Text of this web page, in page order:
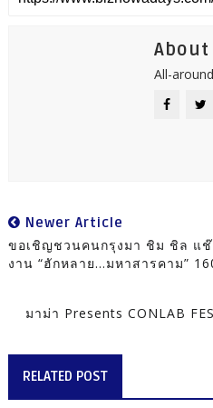
About
All-around
Newer Article
ขอเชิญชวนคนกรุงมา ชิม ชิล แ
งาน “ฮักหลาย...มหาสารคาม”
มาม่า Presents CONLAB
RELATED POST